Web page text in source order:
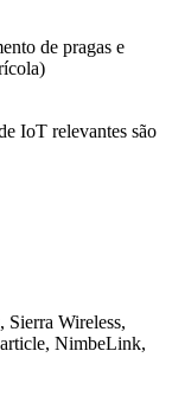
de pragas e
IoT relevantes são
Wireless,
NimbeLink,